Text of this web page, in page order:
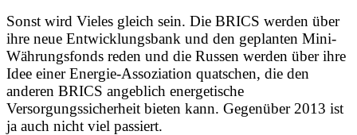
Sonst wird Vieles gleich sein. Die BRICS werden über
ihre neue Entwicklungsbank und den geplanten Mini-
Währungsfonds reden und die Russen werden über ihre
Idee einer Energie-Assoziation quatschen, die den
anderen BRICS angeblich energetische
Versorgungssicherheit bieten kann. Gegenüber 2013 ist
ja auch nicht viel passiert.